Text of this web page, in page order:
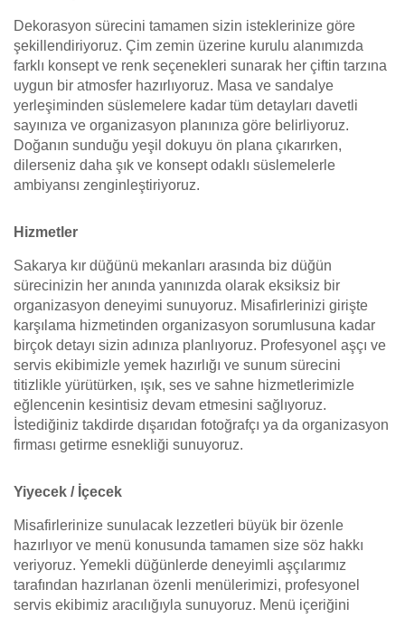
Dekorasyon sürecini tamamen sizin isteklerinize göre
şekillendiriyoruz. Çim zemin üzerine kurulu alanımızda
farklı konsept ve renk seçenekleri sunarak her çiftin tarzına
uygun bir atmosfer hazırlıyoruz. Masa ve sandalye
yerleşiminden süslemelere kadar tüm detayları davetli
sayınıza ve organizasyon planınıza göre belirliyoruz.
Doğanın sunduğu yeşil dokuyu ön plana çıkarırken,
dilerseniz daha şık ve konsept odaklı süslemelerle
ambiyansı zenginleştiriyoruz.
Hizmetler
Sakarya kır düğünü mekanları arasında biz düğün
sürecinizin her anında yanınızda olarak eksiksiz bir
organizasyon deneyimi sunuyoruz. Misafirlerinizi girişte
karşılama hizmetinden organizasyon sorumlusuna kadar
birçok detayı sizin adınıza planlıyoruz. Profesyonel aşçı ve
servis ekibimizle yemek hazırlığı ve sunum sürecini
titizlikle yürütürken, ışık, ses ve sahne hizmetlerimizle
eğlencenin kesintisiz devam etmesini sağlıyoruz.
İstediğiniz takdirde dışarıdan fotoğrafçı ya da organizasyon
firması getirme esnekliği sunuyoruz.
Yiyecek / İçecek
Misafirlerinize sunulacak lezzetleri büyük bir özenle
hazırlıyor ve menü konusunda tamamen size söz hakkı
veriyoruz. Yemekli düğünlerde deneyimli aşçılarımız
tarafından hazırlanan özenli menülerimizi, profesyonel
servis ekibimiz aracılığıyla sunuyoruz. Menü içeriğini